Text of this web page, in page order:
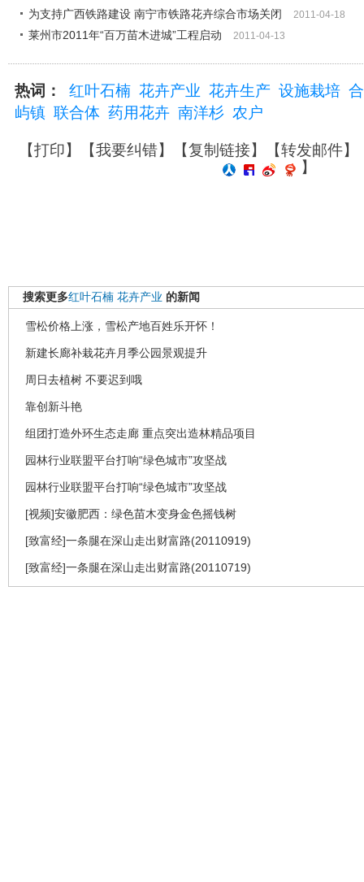
为支持广西铁路建设 南宁市铁路花卉综合市场关闭 2011-04-18
莱州市2011年“百万苗木进城”工程启动 2011-04-13
热词： 红叶石楠 花卉产业 花卉生产 设施栽培
屿镇 联合体 药用花卉 南洋杉 农户
【打印】【我要纠错】【复制链接】【转发邮件】
】
搜索更多红叶石楠 花卉产业 的新闻
雪松价格上涨，雪松产地百姓乐开怀！
新建长廊补栽花卉月季公园景观提升
周日去植树 不要迟到哦
靠创新斗艳
组团打造外环生态走廊 重点突出造林精品项目
园林行业联盟平台打响“绿色城市”攻坚战
园林行业联盟平台打响“绿色城市”攻坚战
[视频]安徽肥西：绿色苗木变身金色摇钱树
[致富经]一条腿在深山走出财富路(20110919)
[致富经]一条腿在深山走出财富路(20110719)